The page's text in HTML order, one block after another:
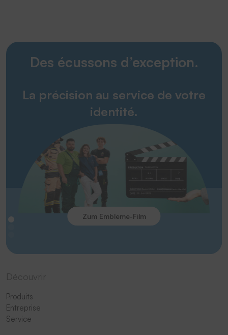
Des écussons d’exception.
La précision au service de votre
identité.
Zum Embleme-Film
Produits
Entreprise
Service